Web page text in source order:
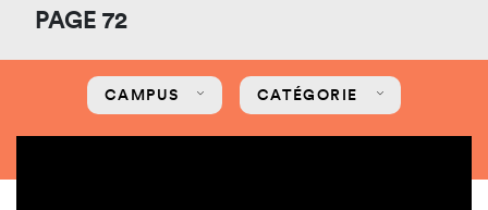
PAGE 72
CAMPUS CATÉGORIE